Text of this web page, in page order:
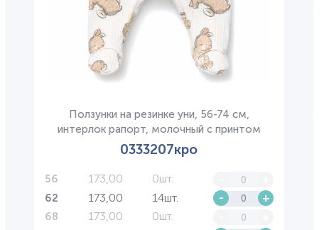
Ползунки на резинке уни, 56-74 см,
интерлок рапорт, молочный с принтом
0333207кро
56 173,00 0шт.
62 173,00 14шт. - +
68 173,00 0шт.